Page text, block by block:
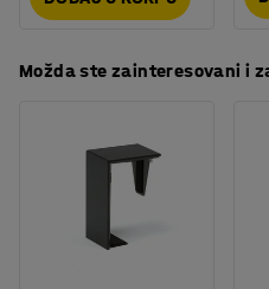
Možda ste zainteresovani i